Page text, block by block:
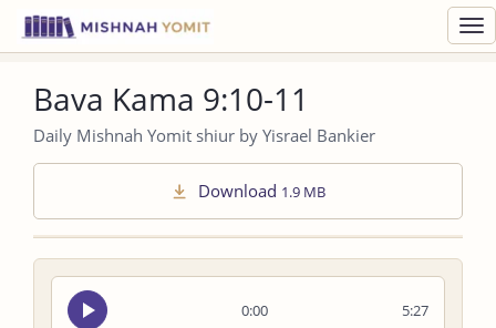
Bava Kama 9:10-11
Daily Mishnah Yomit shiur by Yisrael Bankier
Download 1.9 MB
0:00
Seek
audio
5:27